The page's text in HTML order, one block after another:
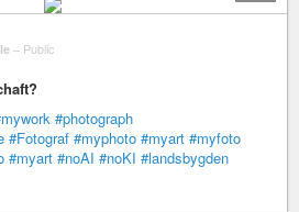
– Public
#photograph
#Fotograf #myphoto #myart #myfoto
#myart #noAI #noKI #landsbygden